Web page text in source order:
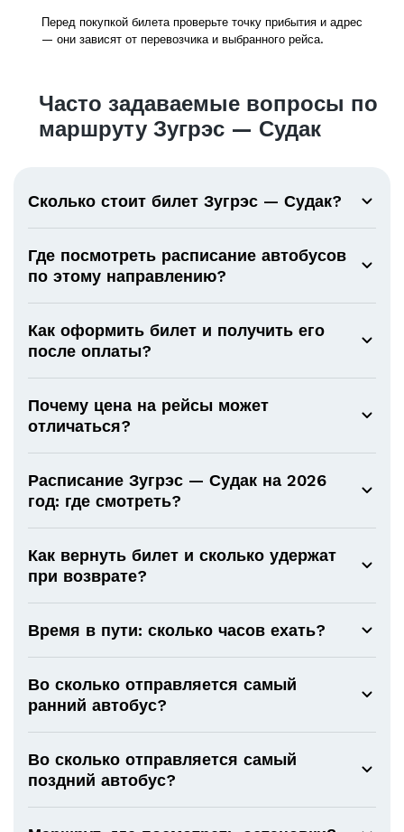
Перед покупкой билета проверьте точку прибытия и адрес
— они зависят от перевозчика и выбранного рейса.
Часто задаваемые вопросы по
маршруту Зугрэс — Судак
Сколько стоит билет Зугрэс — Судак?
Где посмотреть расписание автобусов
по этому направлению?
Как оформить билет и получить его
после оплаты?
Почему цена на рейсы может
отличаться?
Расписание Зугрэс — Судак на 2026
год: где смотреть?
Как вернуть билет и сколько удержат
при возврате?
Время в пути: сколько часов ехать?
Во сколько отправляется самый
ранний автобус?
Во сколько отправляется самый
поздний автобус?